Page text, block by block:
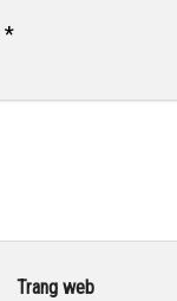
*
Trang web